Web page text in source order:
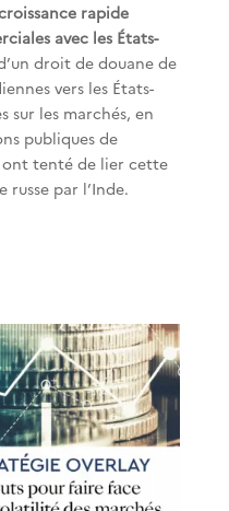
rapide
avec les États-
droit de douane de
vers les États-
sur les marchés, en
publiques de
ont tenté de lier cette
russe par l’Inde.